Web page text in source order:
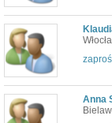
zaproś
Anna